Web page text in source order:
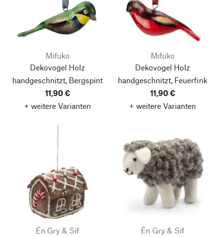
Mifuko
Dekovogel Holz
handgeschnitzt, Bergspint
11,90 €
+ weitere Varianten
Mifuko
Dekovogel Holz
handgeschnitzt, Feuerfink
11,90 €
+ weitere Varianten
Én Gry & Sif
Én Gry & Sif